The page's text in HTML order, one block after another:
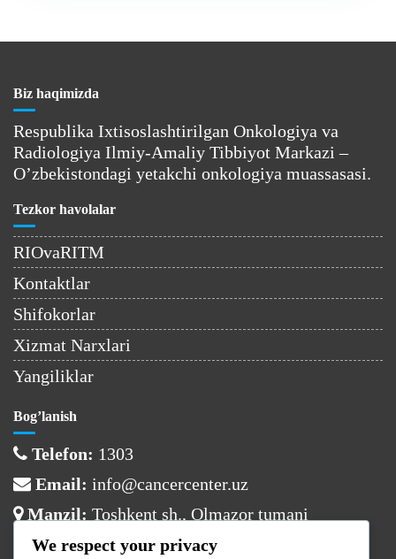
Biz haqimizda
Respublika Ixtisoslashtirilgan Onkologiya va
Radiologiya Ilmiy-Amaliy Tibbiyot Markazi –
O’zbekistondagi yetakchi onkologiya muassasasi.
Tezkor havolalar
RIOvaRITM
Kontaktlar
Shifokorlar
Xizmat Narxlari
Yangiliklar
Bog’lanish
Telefon: 1303
Email: info@cancercenter.uz
Manzil: Toshkent sh., Olmazor tumani
Ish vaqti
We respect your privacy